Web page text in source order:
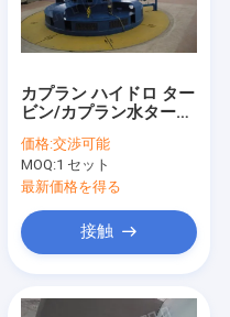
カプラン ハイドロ ター
ビン/カプラン水タービ
価格:交渉可能
MOQ:1 セット
最新価格を得る
接触